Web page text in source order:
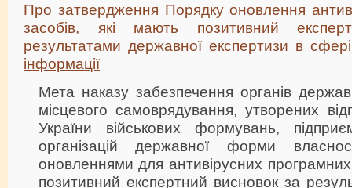
Про затвердження Порядку оновлення
засобів, які мають позитивний
результатами державної експертизи в
інформації
Мета наказу забезпечення органів
місцевого самоврядування, утворених
України військових формувань,
організацій державної форми
оновленнями для антивірусних програмних
позитивний експертний висновок за